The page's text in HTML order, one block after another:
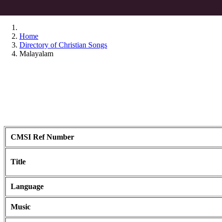
Home
Directory of Christian Songs
Malayalam
CMSI Ref Number
Title
Language
Music